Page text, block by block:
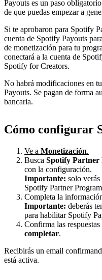
Payouts es un paso
de que puedas empezar a
Si te aprobaron para Spotify
cuenta de Spotify Payouts
de monetización para tu
conectará a la cuenta de
Spotify for Creators.
No habrá modificaciones en
Payouts. Se pagan de forma
bancaria.
Cómo configurar
Ve a Monetización.
Busca Spotify Partner
con la configuración.
Importante: solo verás
Spotify Partner
Completa la
Importante: deberás
para habilitar Spotify
Confirma las
completar.
Recibirás un email
está activa.